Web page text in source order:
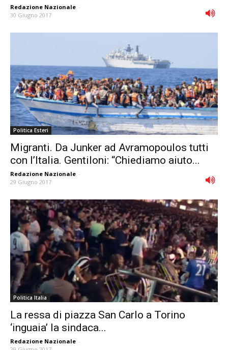
Redazione Nazionale -
30 Giugno 2017
Politica Esteri
Migranti. Da Junker ad Avramopoulos tutti
con l’Italia. Gentiloni: “Chiediamo aiuto...
Redazione Nazionale -
29 Giugno 2017
Politica Italia
La ressa di piazza San Carlo a Torino
‘inguaia’ la sindaca...
Redazione Nazionale -